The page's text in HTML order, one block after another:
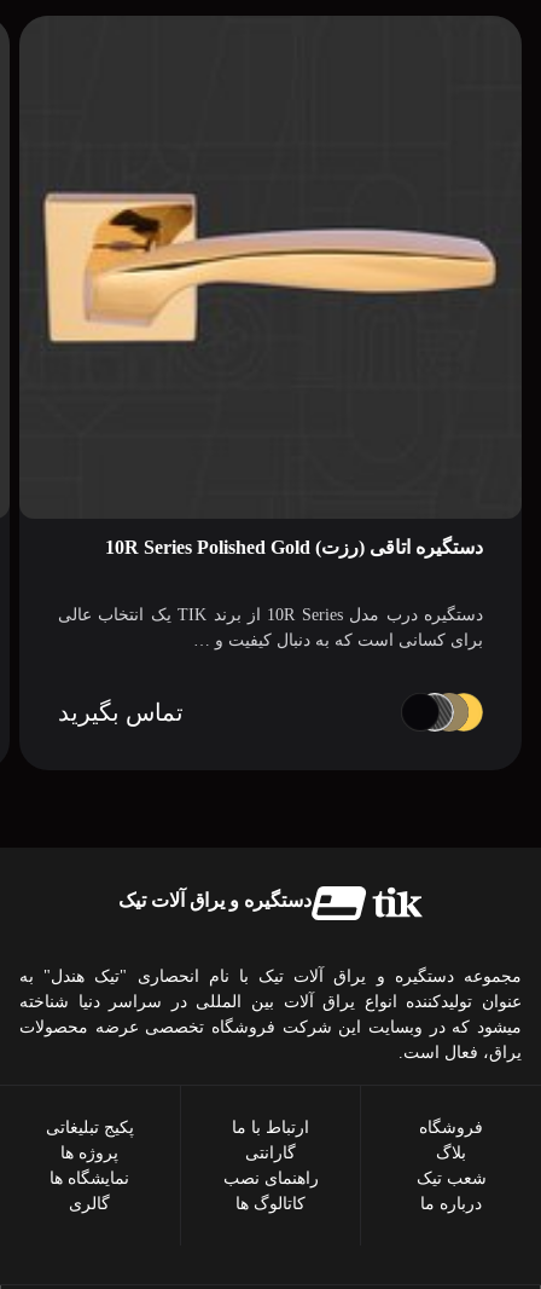
دستگیره اتاقی (رزت) 10R Series Polished Gold
دستگیره درب مدل 10R Series از برند TIK یک انتخاب عالی
برای کسانی است که به دنبال کیفیت و …
تماس بگیرید
دستگیره و یراق آلات تیک
مجموعه دستگیره و یراق آلات تیک با نام انحصاری "تیک هندل" به
عنوان تولیدکننده انواع یراق آلات بین المللی در سراسر دنیا شناخته
میشود که در وبسایت این شرکت فروشگاه تخصصی عرضه محصولات
یراق، فعال است.
فروشگاه
بلاگ
شعب تیک
درباره ما
ارتباط با ما
گارانتی
راهنمای نصب
کاتالوگ ها
پکیج تبلیغاتی
پروژه ها
نمایشگاه ها
گالری